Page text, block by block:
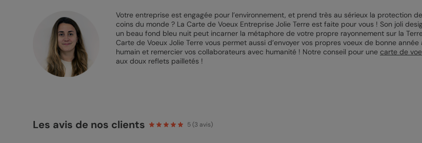
Votre entreprise est engagée pour l’environnement, et prend très au sérieux la protection
coins du monde ? La Carte de Voeux Entreprise Jolie Terre est faite pour vous ! Son joli
un beau fond bleu nuit peut incarner la métaphore de votre propre rayonnement sur la
Carte de Voeux Jolie Terre vous permet aussi d’envoyer vos propres voeux de bonne
humain et remercier vos collaborateurs avec humanité ! Notre conseil pour une carte de
aux doux reflets pailletés !
Les avis de nos clients 5(3 avis)